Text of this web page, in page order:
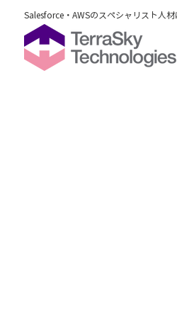
Salesforce・AWSのスペシャリスト人